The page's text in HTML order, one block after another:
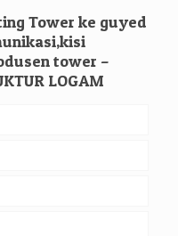
Tower ke guyed
tower –
LOGAM